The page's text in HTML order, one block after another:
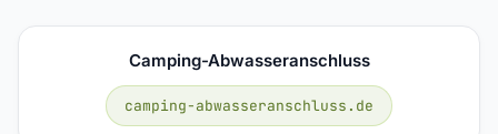
Camping-Abwasseranschluss
camping-abwasseranschluss.de